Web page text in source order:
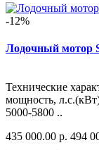
-12%
Лодочный мотор
Технические
мощность,
5000-5800 ..
435 000.00 р. 494